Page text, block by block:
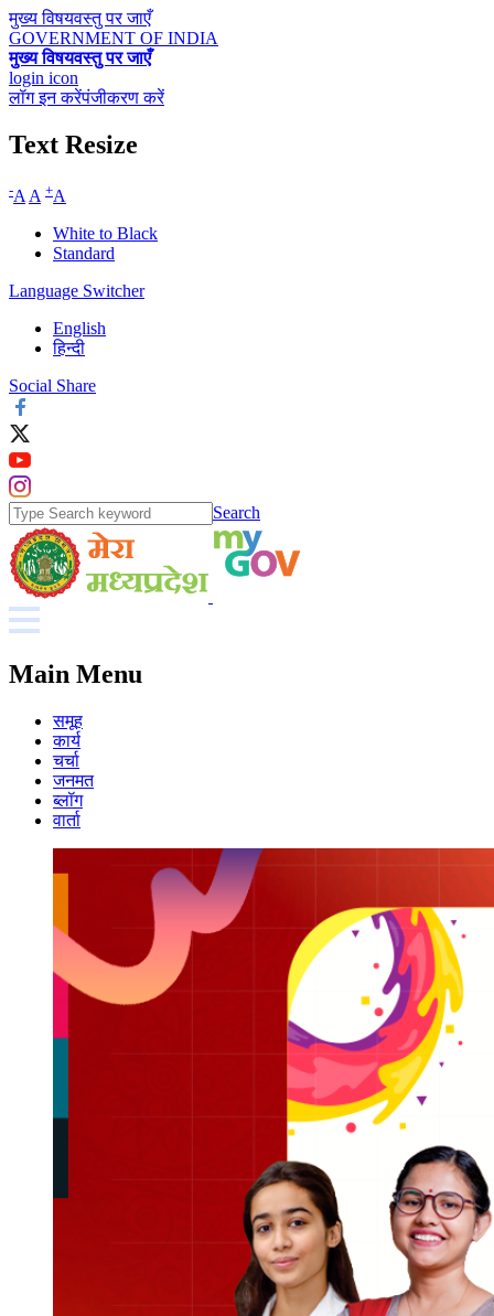
मुख्य विषयवस्तु पर जाएँ
GOVERNMENT OF INDIA
मुख्य विषयवस्तु पर जाएँ
login icon
लॉग इन करेंपंजीकरण करें
Text Resize
-A A +A
White to Black
Standard
Language Switcher
English
हिन्दी
Social Share
Search
Main Menu
समूह
कार्य
चर्चा
जनमत
ब्लॉग
वार्ता